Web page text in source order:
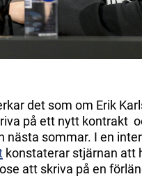
det som om Erik
på ett nytt kontrakt
nästa sommar. I en
konstaterar stjärnan att
att skriva på en